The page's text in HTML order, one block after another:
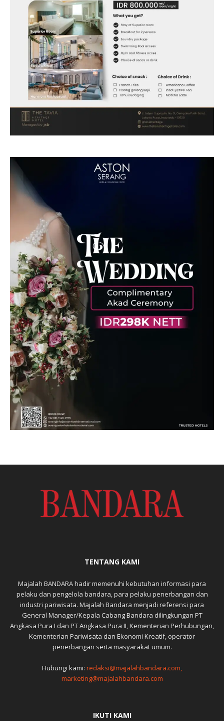
TENTANG KAMI
Majalah BANDARA hadir memenuhi kebutuhan informasi para
pelaku dan pengelola bandara, para pelaku penerbangan dan
industri pariwisata. Majalah Bandara menjadi referensi para
General Manager/Kepala Cabang Bandara dilingkungan PT
Angkasa Pura I dan PT Angkasa Pura II, Kementerian Perhubungan,
Kementerian Pariwisata dan Ekonomi Kreatif, operator
penerbangan serta masyarakat umum.
Hubungi kami: redaksi@majalahbandara.com,
marketing@majalahbandara.com
IKUTI KAMI